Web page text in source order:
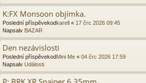
K:FX Monsoon objímka.
Poslední příspěvekodkarell « 17 črc 2026 09:45
Napsalv BAZAR
Den nezávislosti
Poslední příspěvekodMini Me « 04 črc 2026 17:59
Napsalv Události